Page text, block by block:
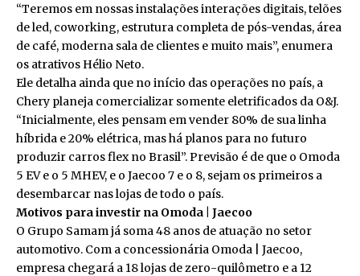
“Teremos em nossas instalações interações digitais, telões
de led, coworking, estrutura completa de pós-vendas, área
de café, moderna sala de clientes e muito mais”, enumera
os atrativos Hélio Neto.
Ele detalha ainda que no início das operações no país, a
Chery planeja comercializar somente eletrificados da O&J.
“Inicialmente, eles pensam em vender 80% de sua linha
híbrida e 20% elétrica, mas há planos para no futuro
produzir carros flex no Brasil”. Previsão é de que o Omoda
5 EV e o 5 MHEV, e o Jaecoo 7 e o 8, sejam os primeiros a
desembarcar nas lojas de todo o país.
Motivos para investir na Omoda | Jaecoo
O Grupo Samam já soma 48 anos de atuação no setor
automotivo. Com a concessionária Omoda | Jaecoo,
empresa chegará a 18 lojas de zero-quilômetro e a 12